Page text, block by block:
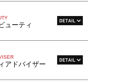
ューティ
アドバイザー